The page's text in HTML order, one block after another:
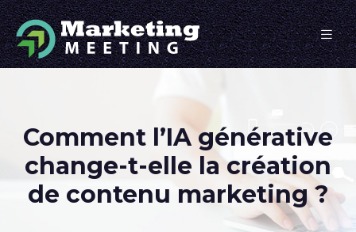
Comment l’IA générative
change-t-elle la création
de contenu marketing ?